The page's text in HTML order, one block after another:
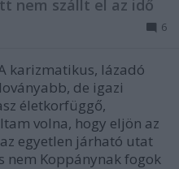
nem szállt el az idő
6
karizmatikus, lázadó
de igazi
életkorfüggő,
volna, hogy eljön az
egyetlen járható utat
nem Koppánynak fogok